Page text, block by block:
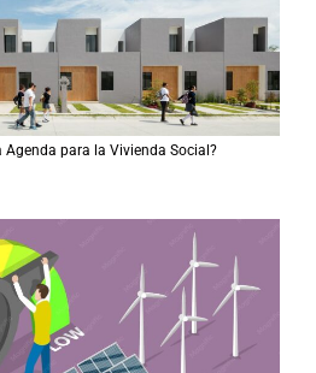
para la Vivienda Social?